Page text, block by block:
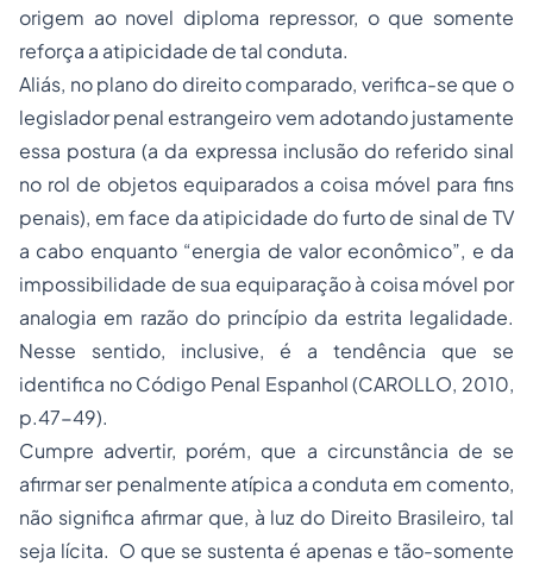
origem ao novel diploma repressor, o que somente
reforça a atipicidade de tal conduta.
Aliás, no plano do direito comparado, verifica-se que o
legislador penal estrangeiro vem adotando justamente
essa postura (a da expressa inclusão do referido sinal
no rol de objetos equiparados a coisa móvel para fins
penais), em face da atipicidade do furto de sinal de TV
a cabo enquanto “energia de valor econômico”, e da
impossibilidade de sua equiparação à coisa móvel por
analogia em razão do princípio da estrita legalidade.
Nesse sentido, inclusive, é a tendência que se
identifica no Código Penal Espanhol (CAROLLO, 2010,
p.47-49).
Cumpre advertir, porém, que a circunstância de se
afirmar ser penalmente atípica a conduta em comento,
não significa afirmar que, à luz do Direito Brasileiro, tal
seja lícita. O que se sustenta é apenas e tão-somente